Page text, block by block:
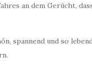
an dem Gerücht,
spannend und so